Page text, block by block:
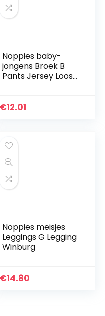
Noppies baby-
jongens Broek B
Pants Jersey Loose
€12.01
Noppies meisjes
Leggings G Legging
Winburg
€14.80